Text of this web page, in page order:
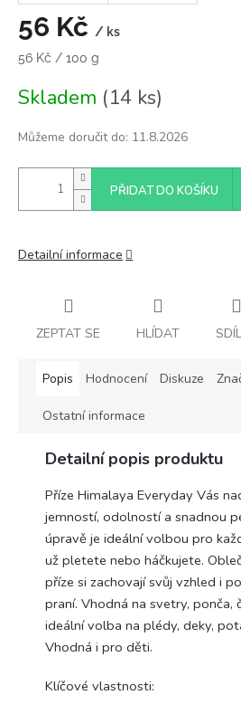
56 Kč / ks
Měrná
56 Kč / 100 g
Skladem (14 ks)
Můžeme doručit do: 11.8.2026
PŘIDAT DO KOŠÍKU
Detailní informace
ZEPTAT SE HLÍDAT
Popis Hodnocení Diskuze
Ostatní informace
Detailní popis produktu
Příze Himalaya Everyday Vás
jemností, odolností a snadnou
úpravě je ideální volbou pro
už pletete nebo háčkujete.
příze si zachovají svůj vzhled i
praní. Vhodná na svetry, ponča,
ideální volba na plédy, deky,
Vhodná i pro děti.
Klíčové vlastnosti: